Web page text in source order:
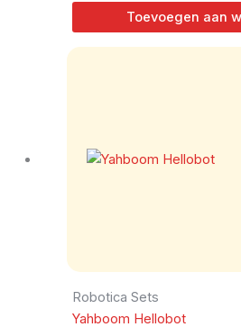
Toevoegen aan
Robotica Sets
Yahboom Hellobot